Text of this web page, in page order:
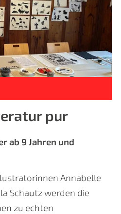
pur
ab 9 Jahren und
Annabelle
Schautz werden die
zu echten